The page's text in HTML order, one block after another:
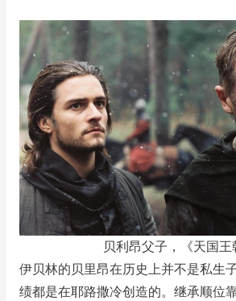
贝利昂父子，《天国王
伊贝林的贝里昂在历史上并不是私生
绩都是在耶路撒冷创造的。继承顺位